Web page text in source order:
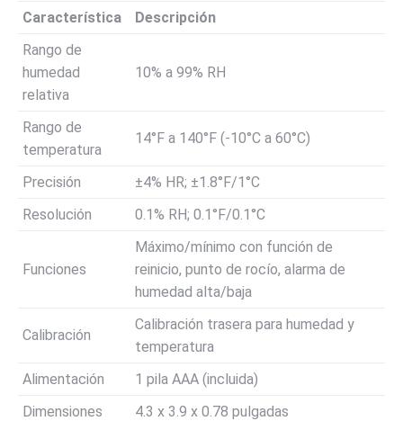
Característica
Descripción
Rango de
humedad
relativa
10% a 99% RH
Rango de
temperatura
14°F a 140°F (-10°C a 60°C)
Precisión
±4% HR; ±1.8°F/1°C
Resolución
0.1% RH; 0.1°F/0.1°C
Funciones
Máximo/mínimo con función de
reinicio, punto de rocío, alarma de
humedad alta/baja
Calibración
Calibración trasera para humedad y
temperatura
Alimentación
1 pila AAA (incluida)
Dimensiones
4.3 x 3.9 x 0.78 pulgadas